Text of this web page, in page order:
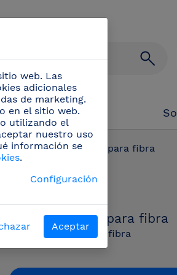
/ Calzo elevador para fibra
Calzo elevador para fibra
Calzo elevador para fibra
web. Las
adicionales
de marketing.
en el sitio web.
utilizando el
nuestro uso
información se
.
Configuración
Aceptar